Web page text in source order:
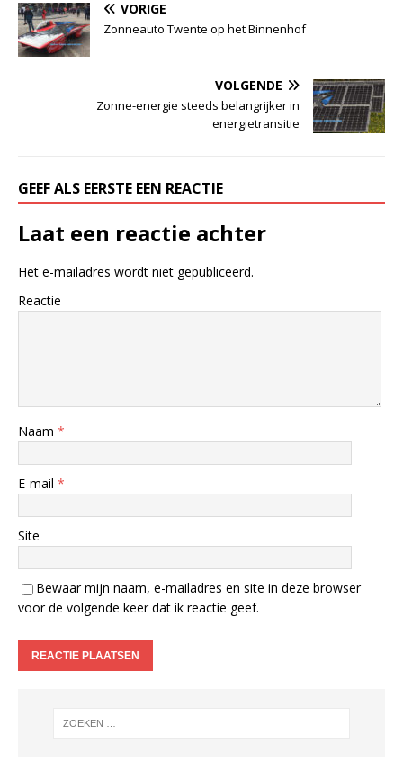
VORIGE
Zonneauto Twente op het Binnenhof
VOLGENDE
Zonne-energie steeds belangrijker in
energietransitie
GEEF ALS EERSTE EEN REACTIE
Laat een reactie achter
Het e-mailadres wordt niet gepubliceerd.
Reactie
Naam *
E-mail *
Site
Bewaar mijn naam, e-mailadres en site in deze browser
voor de volgende keer dat ik reactie geef.